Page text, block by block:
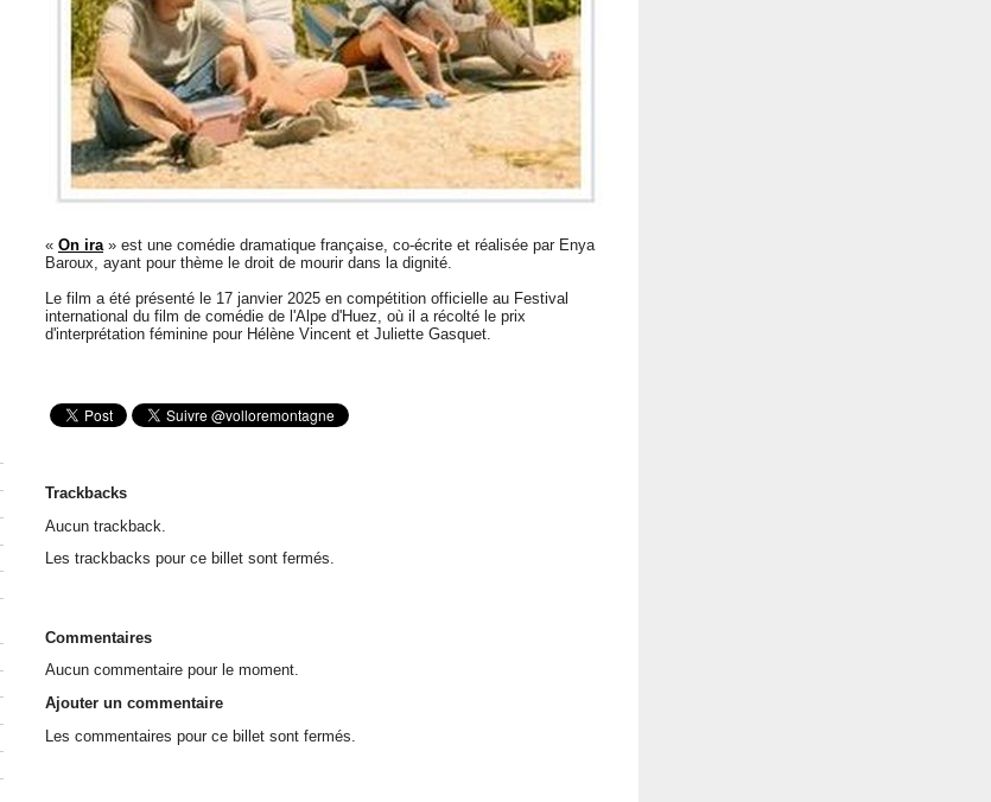
« On ira» est une comédie dramatique française, co-écrite et réalisée par Enya
Baroux, ayant pour thème le droit de mourir dans la dignité.
Le film a été présenté le 17 janvier 2025 en compétition officielle au Festival
international du film de comédie de l'Alpe d'Huez, où il a récolté le prix
d'interprétation féminine pour Hélène Vincent et Juliette Gasquet.
Trackbacks
Aucun trackback.
Les trackbacks pour ce billet sont fermés.
Commentaires
Aucun commentaire pour le moment.
Ajouter un commentaire
Les commentaires pour ce billet sont fermés.